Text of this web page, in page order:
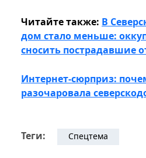
Читайте также: В
дом стало меньше:
сносить пострадавшие
Интернет-сюрприз:
разочаровала
Теги: Спецтема